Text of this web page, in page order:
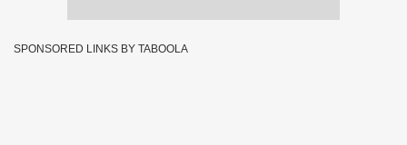
SPONSORED LINKS BY TABOOLA